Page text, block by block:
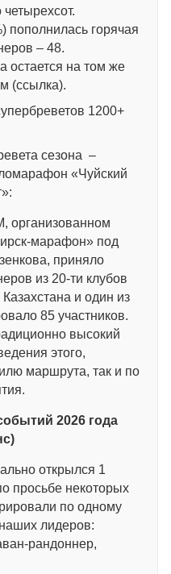
пополнилась горячая
– 48.
остается на том же
(ссылка).
1200+
сезона –
«Чуйский
организованном
марафон» под
приняло
из 20-ти клубов
и один из
85 участников.
высокий
этого,
маршрута, так и по
2026 года
открылся 1
просьбе некоторых
по одному
лидеров:
рандоннер,